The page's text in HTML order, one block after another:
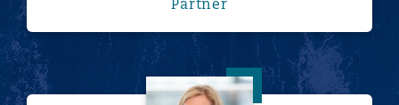
Partner
Annabelle Redman